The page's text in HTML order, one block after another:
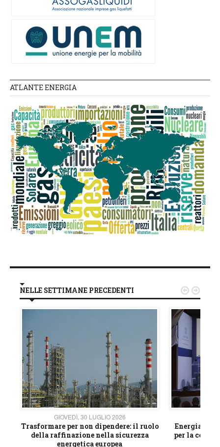
ATLANTE ENERGIA
NELLE SETTIMANE PRECEDENTI
GIOVEDÌ, 30 LUGLIO 2026
Trasformare per non dipendere: il ruolo
della raffinazione nella sicurezza
energetica europea
Energia e
per la
 